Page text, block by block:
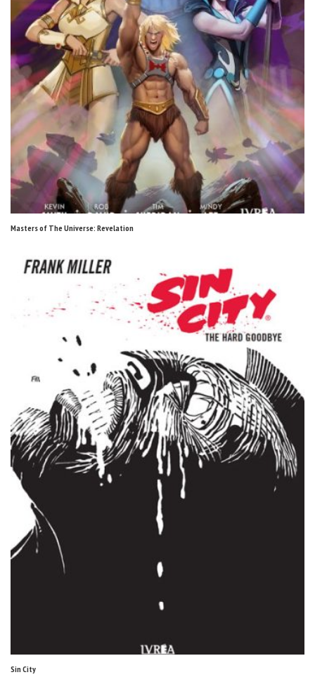
Masters of The Universe: Revelation
Sin City